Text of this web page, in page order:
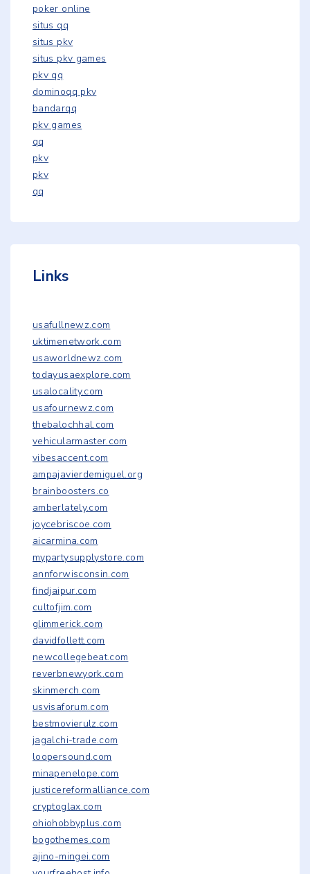
poker online
situs qq
situs pkv
situs pkv games
pkv qq
dominoqq pkv
bandarqq
pkv games
qq
pkv
pkv
qq
Links
usafullnewz.com
uktimenetwork.com
usaworldnewz.com
todayusaexplore.com
usalocality.com
usafournewz.com
thebalochhal.com
vehicularmaster.com
vibesaccent.com
ampajavierdemiguel.org
brainboosters.co
amberlately.com
joycebriscoe.com
aicarmina.com
mypartysupplystore.com
annforwisconsin.com
findjaipur.com
cultofjim.com
glimmerick.com
davidfollett.com
newcollegebeat.com
reverbnewyork.com
skinmerch.com
usvisaforum.com
bestmovierulz.com
jagalchi-trade.com
loopersound.com
minapenelope.com
justicereformalliance.com
cryptoglax.com
ohiohobbyplus.com
bogothemes.com
ajino-mingei.com